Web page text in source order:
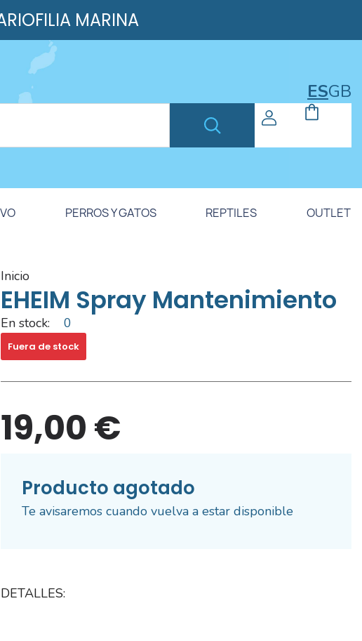
MARINA
ESGB
PERROS Y GATOS REPTILES OUTLET
inicio
EHEIM Spray Mantenimiento
En stock: 0
Fuera de stock
19,00 €
Producto agotado
Te avisaremos cuando vuelva a estar disponible
DETALLES: